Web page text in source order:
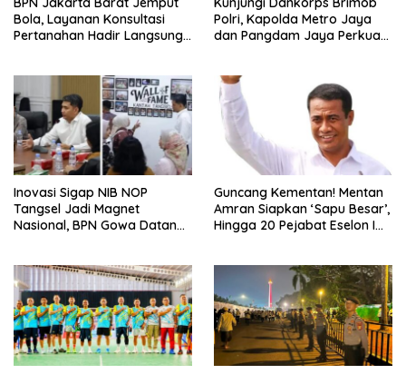
Bola, Layanan Konsultasi
Pertanahan Hadir Langsung
Polri, Kapolda Metro Jaya
dan Pangdam Jaya Perkuat
Inovasi Sigap NIB NOP
Tangsel Jadi Magnet
Nasional, BPN Gowa Datang
Guncang Kementan! Mentan
Amran Siapkan ‘Sapu Besar’,
Hingga 20 Pejabat Eselon I